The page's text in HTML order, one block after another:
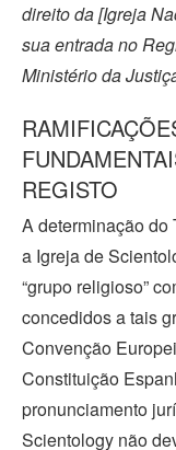
direito da [Igreja
sua entrada no
Ministério da
REGISTO
A determinação
a Igreja de
“grupo religioso”
concedidos a tais
Convenção
Constituição
pronunciamento
Scientology não